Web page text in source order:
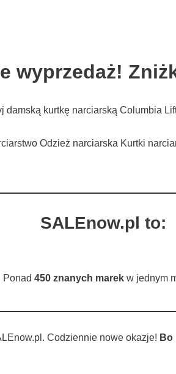
wyprzedaż!
kurtkę narciarską Columbia
Odzież narciarska Kurtki
SALEnow.pl to:
Ponad 450 znanych marekw jednym
Codziennie nowe okazje! Bo